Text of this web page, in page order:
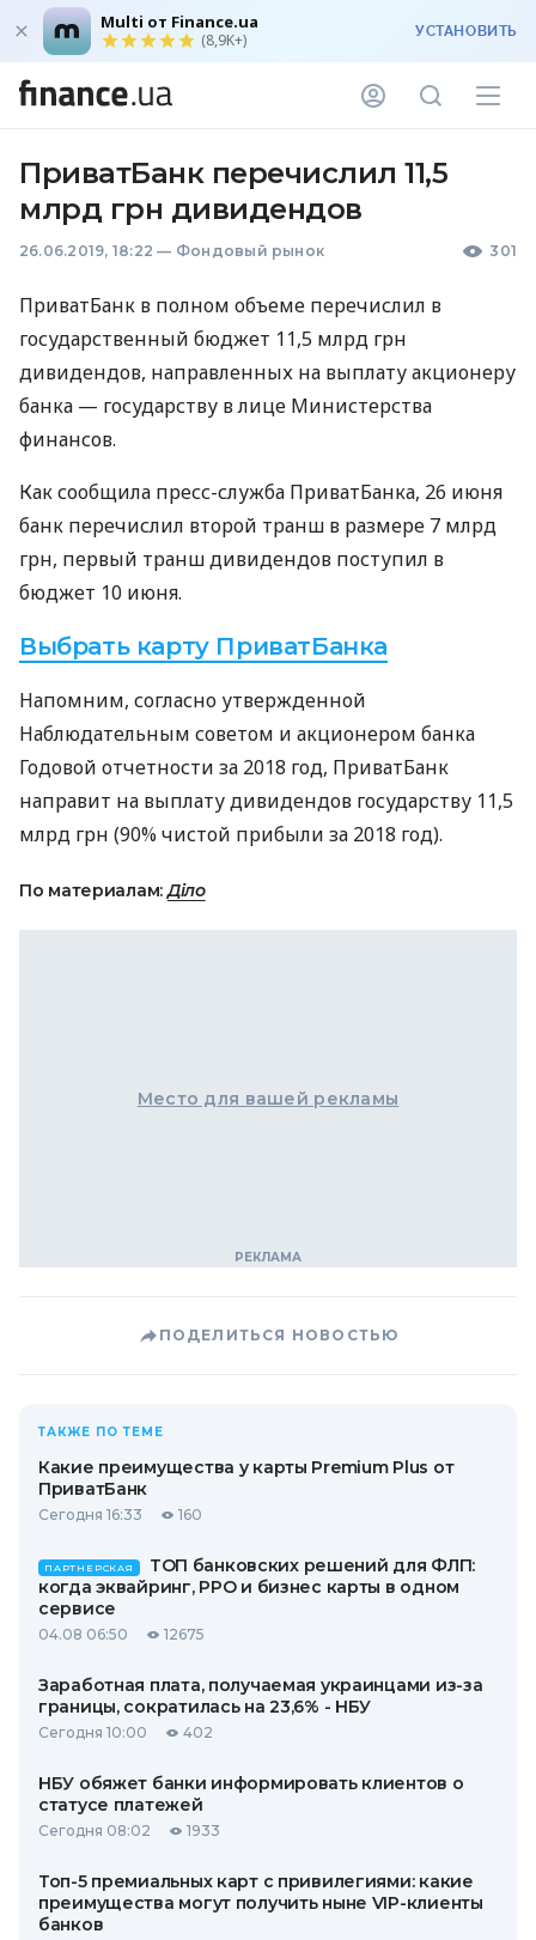
Multi от Finance.ua
(8,9K+) УСТАНОВИТЬ
ПриватБанк перечислил 11,5
млрд грн дивидендов
26.06.2019, 18:22 — Фондовый рынок 301
ПриватБанк в полном объеме перечислил в
государственный бюджет 11,5 млрд грн
дивидендов, направленных на выплату акционеру
банка — государству в лице Министерства
финансов.
Как сообщила пресс-служба ПриватБанка, 26 июня
банк перечислил второй транш в размере 7 млрд
грн, первый транш дивидендов поступил в
бюджет 10 июня.
Выбрать карту ПриватБанка
Напомним, согласно утвержденной
Наблюдательным советом и акционером банка
Годовой отчетности за 2018 год, ПриватБанк
направит на выплату дивидендов государству 11,5
млрд грн (90% чистой прибыли за 2018 год).
По материалам:Діло
Место для вашей рекламы
ПОДЕЛИТЬСЯ НОВОСТЬЮ
ТАКЖЕ ПО ТЕМЕ
Какие преимущества у карты Premium Plus от
ПриватБанк
Сегодня 16:33 160
ПАРТНЕРСКАЯ
ТОП банковских решений для ФЛП:
когда эквайринг, РРО и бизнес карты в одном
сервисе
04.08 06:50 12675
Заработная плата, получаемая украинцами из-за
границы, сократилась на 23,6% - НБУ
Сегодня 10:00 402
НБУ обяжет банки информировать клиентов о
статусе платежей
Сегодня 08:02 1933
Топ-5 премиальных карт с привилегиями: какие
преимущества могут получить ныне VIP-клиенты
банков